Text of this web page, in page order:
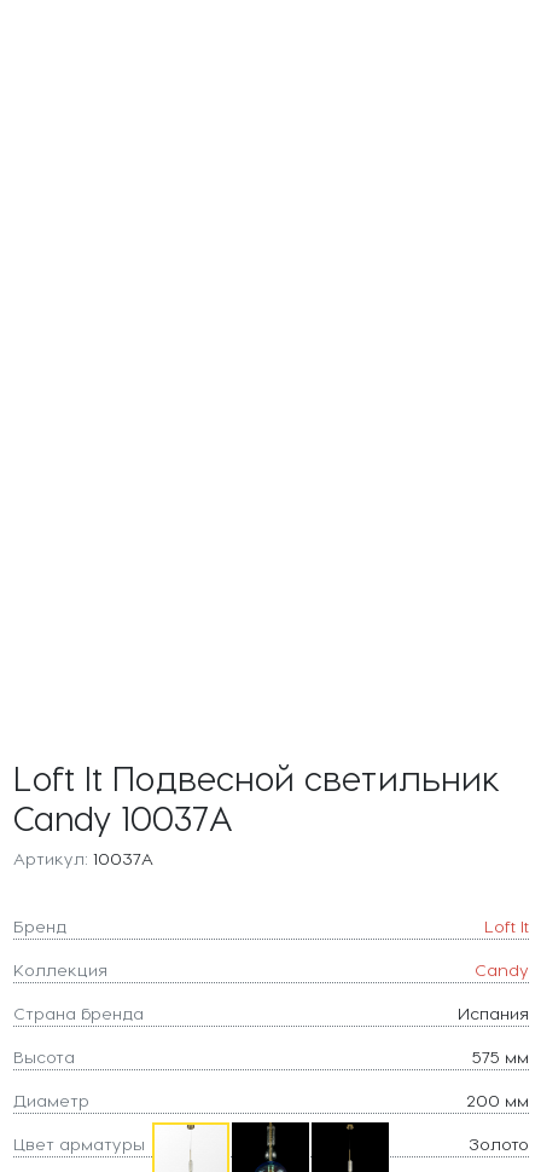
Loft It Подвесной светильник
Candy 10037A
Артикул: 10037A
Бренд Loft It
Коллекция Candy
Страна бренда Испания
Высота 575 мм
Диаметр 200 мм
Цвет арматуры Золото